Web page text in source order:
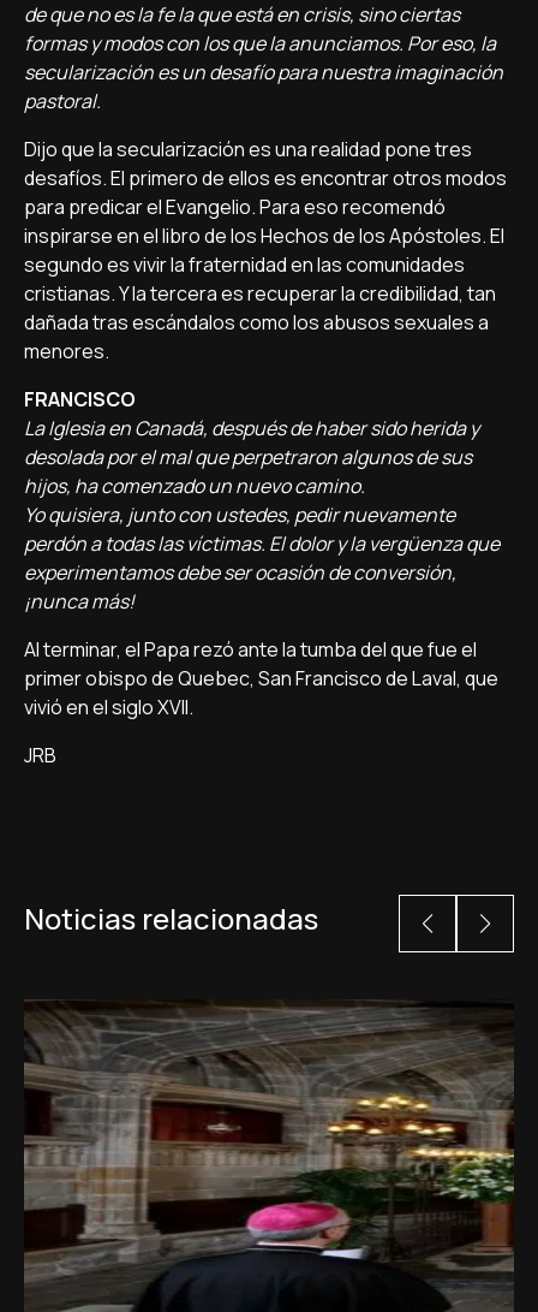
de que no es la fe la que está en crisis, sino ciertas
formas y modos con los que la anunciamos. Por eso, la
secularización es un desafío para nuestra imaginación
pastoral.
Dijo que la secularización es una realidad pone tres
desafíos. El primero de ellos es encontrar otros modos
para predicar el Evangelio. Para eso recomendó
inspirarse en el libro de los Hechos de los Apóstoles. El
segundo es vivir la fraternidad en las comunidades
cristianas. Y la tercera es recuperar la credibilidad, tan
dañada tras escándalos como los abusos sexuales a
menores.
FRANCISCO
La Iglesia en Canadá, después de haber sido herida y
desolada por el mal que perpetraron algunos de sus
hijos, ha comenzado un nuevo camino.
Yo quisiera, junto con ustedes, pedir nuevamente
perdón a todas las víctimas. El dolor y la vergüenza que
experimentamos debe ser ocasión de conversión,
¡nunca más!
Al terminar, el Papa rezó ante la tumba del que fue el
primer obispo de Quebec, San Francisco de Laval, que
vivió en el siglo XVII.
JRB
Noticias relacionadas